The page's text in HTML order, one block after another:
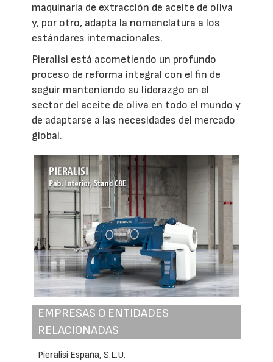
maquinaria de extracción de aceite de oliva
y, por otro, adapta la nomenclatura a los
estándares internacionales.
Pieralisi está acometiendo un profundo
proceso de reforma integral con el fin de
seguir manteniendo su liderazgo en el
sector del aceite de oliva en todo el mundo y
de adaptarse a las necesidades del mercado
global.
EMPRESAS O ENTIDADES
RELACIONADAS
Pieralisi España, S.L.U.